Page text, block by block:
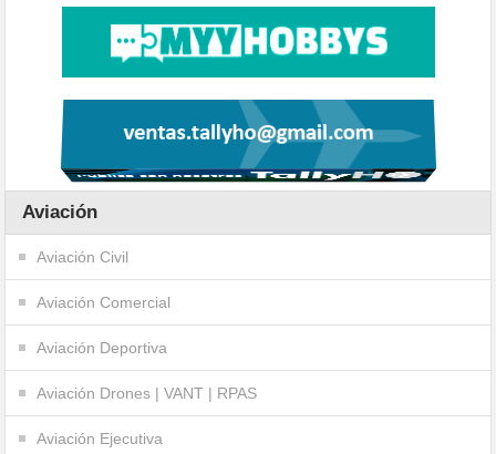
Aviación
Aviación Civil
Aviación Comercial
Aviación Deportiva
Aviación Drones | VANT | RPAS
Aviación Ejecutiva